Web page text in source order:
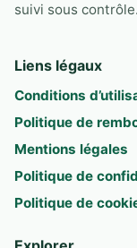
suivi sous contrôle.
Liens légaux
Conditions
Politique de
Mentions légales
Politique de
Politique de